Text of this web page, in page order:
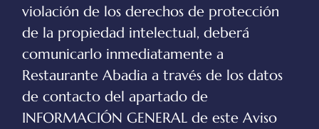
violación de los derechos de protección
de la propiedad intelectual, deberá
comunicarlo inmediatamente a
Restaurante Abadia a través de los datos
de contacto del apartado de
INFORMACIÓN GENERAL de este Aviso